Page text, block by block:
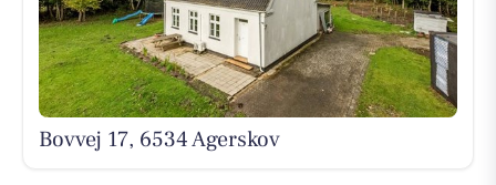
Bovvej 17, 6534 Agerskov